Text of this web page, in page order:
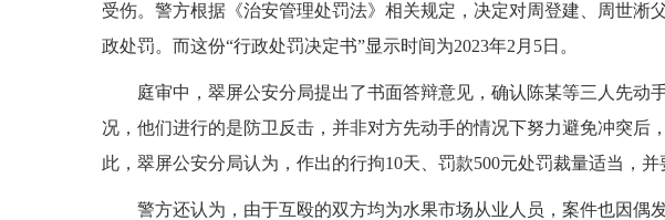
受伤。警方根据《治安管理处罚法》相关规定，决定对周登建、周世淅
政处罚。而这份“行政处罚决定书”显示时间为2023年2月5日。
庭审中，翠屏公安分局提出了书面答辩意见，确认陈某等三人先动
况，他们进行的是防卫反击，并非对方先动手的情况下努力避免冲突后
此，翠屏公安分局认为，作出的行拘10天、罚款500元处罚裁量适当，并
警方还认为，由于互殴的双方均为水果市场从业人员，案件也因偶